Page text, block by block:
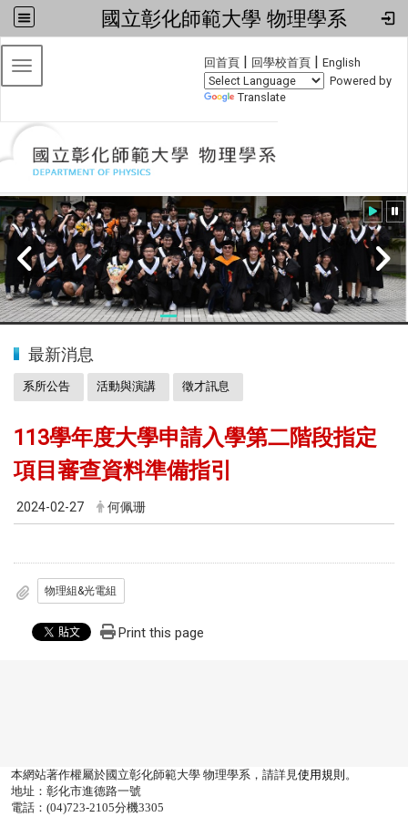
國立彰化師範大學 物理學系
回首頁 | 回學校首頁 | English
Powered by
Translate
Toggle navigation
最新消息
系所公告 活動與演講 徵才訊息
113學年度大學申請入學第二階段指定
項目審查資料準備指引
2024-02-27 何佩珊
物理組&光電組
Print this page
本網站著作權屬於國立彰化師範大學 物理學系，請詳見使用規則 。
地址：彰化市進德路一號
電話：(04)723-2105分機3305